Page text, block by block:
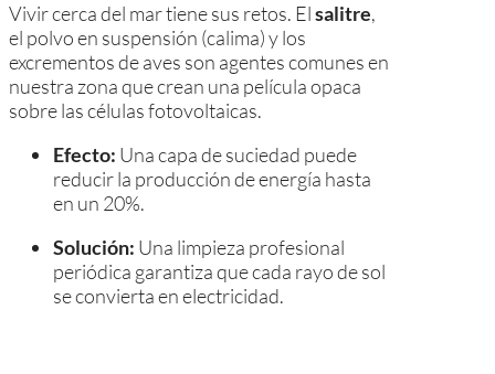
Vivir cerca del mar tiene sus retos. Elsalitre,
el polvo en suspensión (calima) y los
excrementos de aves son agentes comunes en
nuestra zona que crean una película opaca
sobre las células fotovoltaicas.
Efecto: Una capa de suciedad puede
reducir la producción de energía hasta
en un 20%.
Solución: Una limpieza profesional
periódica garantiza que cada rayo de sol
se convierta en electricidad.